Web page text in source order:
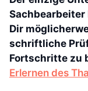
Dir
schriftliche
Fortschritte zu
Erlernen des